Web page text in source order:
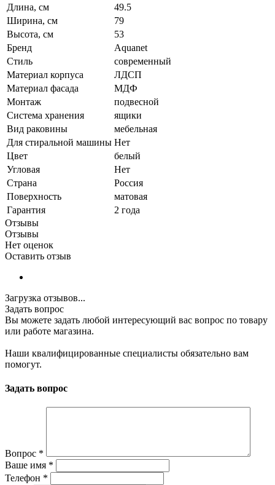
Длина, см
49.5
Ширина, см
79
Высота, см
53
Бренд
Aquanet
Стиль
современный
Материал корпуса
ЛДСП
Материал фасада
МДФ
Монтаж
подвесной
Система хранения
ящики
Вид раковины
мебельная
Для стиральной машины Нет
Цвет
белый
Угловая
Нет
Страна
Россия
Поверхность
матовая
Гарантия
2 года
Отзывы
Отзывы
Нет оценок
Оставить отзыв
Загрузка отзывов...
Задать вопрос
Вы можете задать любой интересующий вас вопрос по товару
или работе магазина.
Наши квалифицированные специалисты обязательно вам
помогут.
Задать вопрос
Вопрос *
Ваше имя *
Телефон *